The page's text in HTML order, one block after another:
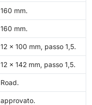
160 mm.
160 mm.
12 × 100 mm, passo 1,5.
12 × 142 mm, passo 1,5.
Road.
approvato.